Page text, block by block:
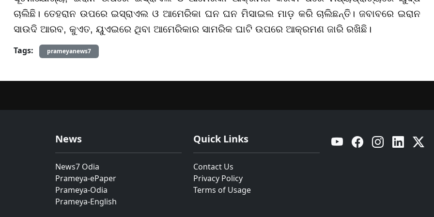
ଚାଲିଛି। ତେହରାନ ଉପରେ ଇସ୍ରାଏଲ ଓ ଆମେରିକା ଘନ ଘନ ମିସାଇଲ ମାଡ଼ କରି ଚାଲିଛନ୍ତି। ଜବାବରେ ଇରାନ
ସାଉଦି ଆରବ, କୁଏତ, ୟୁଏଇରେ ଥିବା ଆମେରିକାର ସାମରିକ ଘାଟି ଉପରେ ଆକ୍ରମଣ ଜାରି ରଖିଛି।
Tags:
prameyanews7
News
News7 Odia
Prameya-ePaper
Prameya-Odia
Prameya-English
Quick Links
Contact Us
Privacy Policy
Terms of Usage
YouTube Facebook Instagram